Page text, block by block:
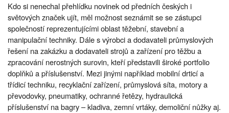
Kdo si nenechal přehlídku novinek od předních českých i
světových značek ujít, měl možnost seznámit se se zástupci
společností reprezentujícími oblast těžební, stavební a
manipulační techniky. Dále s výrobci a dodavateli průmyslových
řešení na zakázku a dodavateli strojů a zařízení pro těžbu a
zpracování nerostných surovin, kteří představili široké portfolio
doplňků a příslušenství. Mezi jinými například mobilní drticí a
třídicí techniku, recyklační zařízení, průmyslová síta, motory a
převodovky, pneumatiky, ochranné řetězy, hydraulická
příslušenství na bagry – kladiva, zemní vrtáky, demoliční nůžky aj.